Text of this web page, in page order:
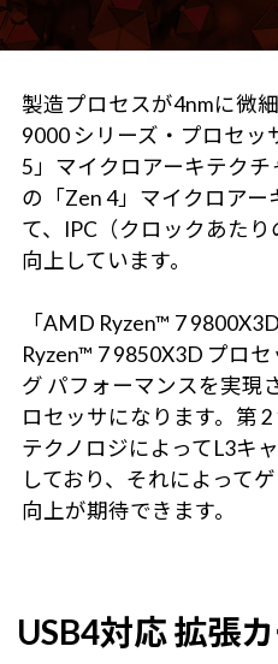
製造プロセスが4nmに微
9000 シリーズ・プロセ
5」マイクロアーキテク
の「Zen 4」マイクロア
て、IPC（クロックあた
向上しています。
「AMD Ryzen™ 7
Ryzen™ 7 9850X3D プロ
グ パフォーマンスを実現
ロセッサになります。第
テクノロジによってL3キ
しており、それによって
向上が期待できます。
USB4対応 拡張